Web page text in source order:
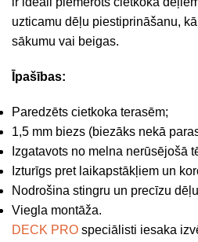
uzticamu dēļu piestiprināšanu,
sākumu vai beigas.
Īpašības:
Paredzēts cietkoka terasēm;
1,5 mm biezs (biezāks nekā
Izgatavots no melna nerūsējošā
Izturīgs pret laikapstākļiem un
Nodrošina stingru un precīzu
Viegla montāža.
DECK PRO speciālisti iesaka